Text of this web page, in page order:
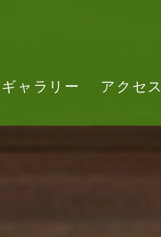
ギャラリー アクセス